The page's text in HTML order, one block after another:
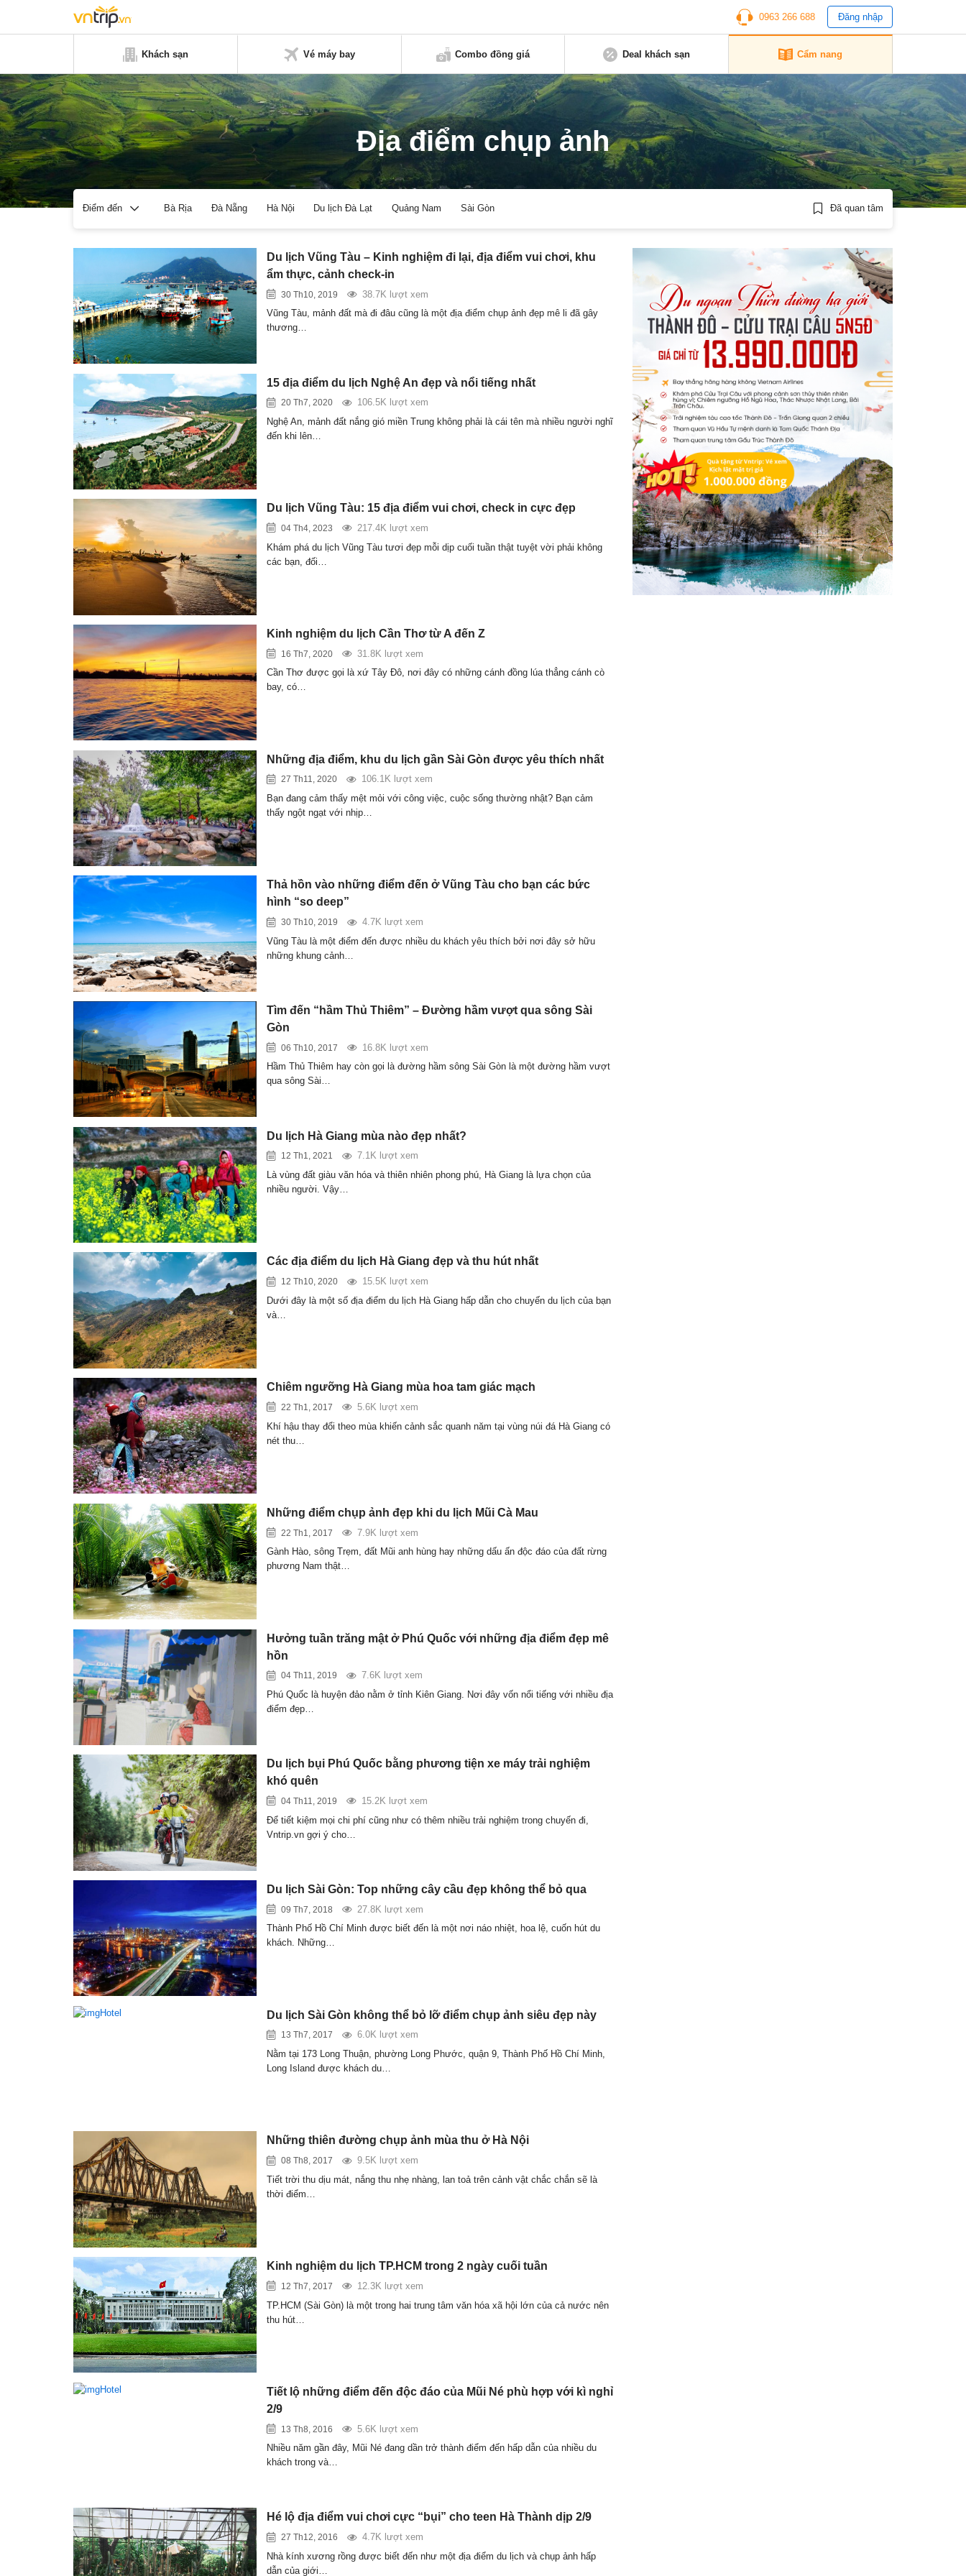
0963 266 688 Đăng nhập
Khách sạn Vé máy bay Combo đồng giá Deal khách sạn Cẩm nang
Địa điểm chụp ảnh
Điểm đến Bà Rịa Đà Nẵng Hà Nội Du lịch Đà Lạt Quảng Nam Sài Gòn Đã quan tâm
Du lịch Vũng Tàu – Kinh nghiệm đi lại, địa điểm vui chơi, khu
ẩm thực, cảnh check-in
30 Th10, 2019
38.7K lượt xem
Vũng Tàu, mảnh đất mà đi đâu cũng là một địa điểm chụp ảnh đẹp mê li đã gây
thương…
15 địa điểm du lịch Nghệ An đẹp và nổi tiếng nhất
20 Th7, 2020
106.5K lượt xem
Nghệ An, mảnh đất nắng gió miền Trung không phải là cái tên mà nhiều người nghĩ
đến khi lên…
Du lịch Vũng Tàu: 15 địa điểm vui chơi, check in cực đẹp
04 Th4, 2023
217.4K lượt xem
Khám phá du lịch Vũng Tàu tươi đẹp mỗi dịp cuối tuần thật tuyệt vời phải không
các bạn, đối…
Kinh nghiệm du lịch Cần Thơ từ A đến Z
16 Th7, 2020
31.8K lượt xem
Cần Thơ được gọi là xứ Tây Đô, nơi đây có những cánh đồng lúa thẳng cánh cò
bay, có…
Những địa điểm, khu du lịch gần Sài Gòn được yêu thích nhất
27 Th11, 2020
106.1K lượt xem
Bạn đang cảm thấy mệt mỏi với công việc, cuộc sống thường nhật? Bạn cảm
thấy ngột ngạt với nhịp…
Thả hồn vào những điểm đến ở Vũng Tàu cho bạn các bức
hình “so deep”
30 Th10, 2019
4.7K lượt xem
Vũng Tàu là một điểm đến được nhiều du khách yêu thích bởi nơi đây sở hữu
những khung cảnh…
Tìm đến “hầm Thủ Thiêm” – Đường hầm vượt qua sông Sài
Gòn
06 Th10, 2017
16.8K lượt xem
Hầm Thủ Thiêm hay còn gọi là đường hầm sông Sài Gòn là một đường hầm vượt
qua sông Sài…
Du lịch Hà Giang mùa nào đẹp nhất?
12 Th1, 2021
7.1K lượt xem
Là vùng đất giàu văn hóa và thiên nhiên phong phú, Hà Giang là lựa chọn của
nhiều người. Vậy…
Các địa điểm du lịch Hà Giang đẹp và thu hút nhất
12 Th10, 2020
15.5K lượt xem
Dưới đây là một số địa điểm du lịch Hà Giang hấp dẫn cho chuyến du lịch của bạn
và…
Chiêm ngưỡng Hà Giang mùa hoa tam giác mạch
22 Th1, 2017
5.6K lượt xem
Khí hậu thay đổi theo mùa khiến cảnh sắc quanh năm tại vùng núi đá Hà Giang có
nét thu…
Những điểm chụp ảnh đẹp khi du lịch Mũi Cà Mau
22 Th1, 2017
7.9K lượt xem
Gành Hào, sông Trẹm, đất Mũi anh hùng hay những dấu ấn độc đáo của đất rừng
phương Nam thật…
Hưởng tuần trăng mật ở Phú Quốc với những địa điểm đẹp mê
hồn
04 Th11, 2019
7.6K lượt xem
Phú Quốc là huyện đảo nằm ở tỉnh Kiên Giang. Nơi đây vốn nổi tiếng với nhiều địa
điểm đẹp…
Du lịch bụi Phú Quốc bằng phương tiện xe máy trải nghiệm
khó quên
04 Th11, 2019
15.2K lượt xem
Để tiết kiệm mọi chi phí cũng như có thêm nhiều trải nghiệm trong chuyến đi,
Vntrip.vn gợi ý cho…
Du lịch Sài Gòn: Top những cây cầu đẹp không thể bỏ qua
09 Th7, 2018
27.8K lượt xem
Thành Phố Hồ Chí Minh được biết đến là một nơi náo nhiệt, hoa lệ, cuốn hút du
khách. Những…
Du lịch Sài Gòn không thể bỏ lỡ điểm chụp ảnh siêu đẹp này
13 Th7, 2017
6.0K lượt xem
Nằm tại 173 Long Thuận, phường Long Phước, quận 9, Thành Phố Hồ Chí Minh,
Long Island được khách du…
Những thiên đường chụp ảnh mùa thu ở Hà Nội
08 Th8, 2017
9.5K lượt xem
Tiết trời thu dịu mát, nắng thu nhẹ nhàng, lan toả trên cảnh vật chắc chắn sẽ là
thời điểm…
Kinh nghiệm du lịch TP.HCM trong 2 ngày cuối tuần
12 Th7, 2017
12.3K lượt xem
TP.HCM (Sài Gòn) là một trong hai trung tâm văn hóa xã hội lớn của cả nước nên
thu hút…
Tiết lộ những điểm đến độc đáo của Mũi Né phù hợp với kì nghỉ
2/9
13 Th8, 2016
5.6K lượt xem
Nhiều năm gần đây, Mũi Né đang dần trở thành điểm đến hấp dẫn của nhiều du
khách trong và…
Hé lộ địa điểm vui chơi cực “bụi” cho teen Hà Thành dịp 2/9
27 Th12, 2016
4.7K lượt xem
Nhà kính xương rồng được biết đến như một địa điểm du lịch và chụp ảnh hấp
dẫn của giới…